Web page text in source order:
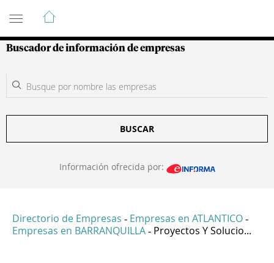
Guía de Empresas Colombianas
Buscador de información de empresas
BUSCAR
Información ofrecida por:
Directorio de Empresas - Empresas en ATLANTICO -
Empresas en BARRANQUILLA - Proyectos Y Solucio...